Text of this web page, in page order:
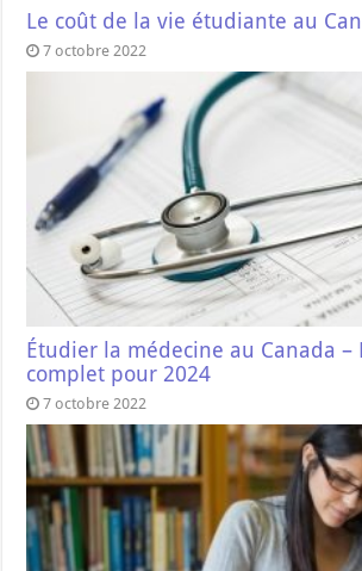
Le coût de la vie étudiante au
7 octobre 2022
Étudier la médecine au Canada –
complet pour 2024
7 octobre 2022